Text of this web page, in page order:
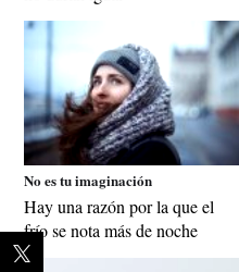
No es tu imaginación
Hay una razón por la que el
frío se nota más de noche